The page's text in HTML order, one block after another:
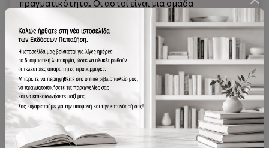
πραγματικότητα. Οι αστοί είναι μια ομάδα
απειροελάχιστων επιχειρηματιών και εργοδοτών
μεγάλης κλίμακας, που νέμονται ευρύτατο πλούτο. Η
ανυπέρβλητη οικονομική, κοινωνική και πολιτική
δύναμή τους αντιφάσκει με τις επαγγελίες των αστικών
στρωμάτων της ανόδου, σχετικά με την ελευθερία, την
ισότητα και την αδελφότητα. Η εικόνα μιας σχεδόν
αριστοκρατικής παρέκκλισης της λειτουργίας της
αστικής κοινωνίας αποτυπώνεται στη συρρίκνωση της
μικρής επιχειρηματικότητας και τον κυνισμό για την
αντιμετώπιση της δυσχερούς κατάστασης των φορέων
της μισθωτής εργασίας. Είναι προκλητική, συγχρόνως,